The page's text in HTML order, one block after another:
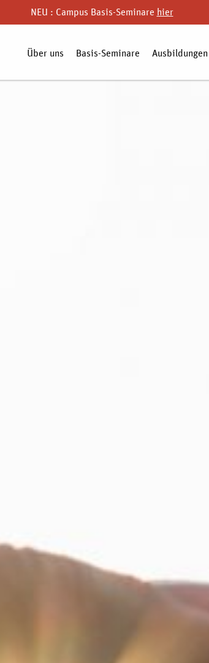
NEU : Campus Basis-Seminare hier
Über uns Basis-Seminare Ausbildungen